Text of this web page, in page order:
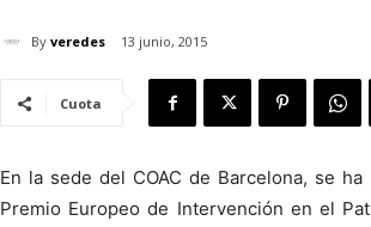
By veredes 13 junio, 2015
Cuota
En la sede del COAC de Barcelona, se
Premio Europeo de Intervención en el